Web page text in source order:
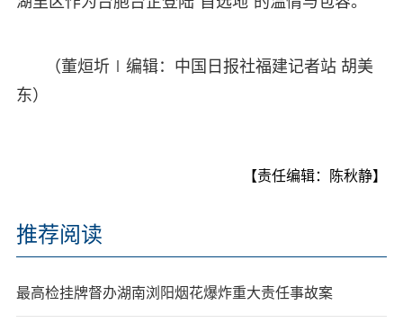
（董烜圻∣编辑：中国日报社福建记者站 胡美
东）
【责任编辑：陈秋静】
推荐阅读
最高检挂牌督办湖南浏阳烟花爆炸重大责任事故案